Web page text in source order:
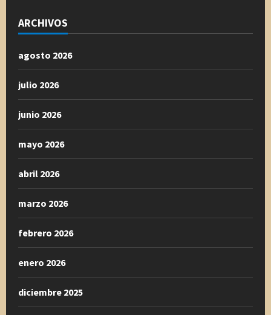
ARCHIVOS
agosto 2026
julio 2026
junio 2026
mayo 2026
abril 2026
marzo 2026
febrero 2026
enero 2026
diciembre 2025